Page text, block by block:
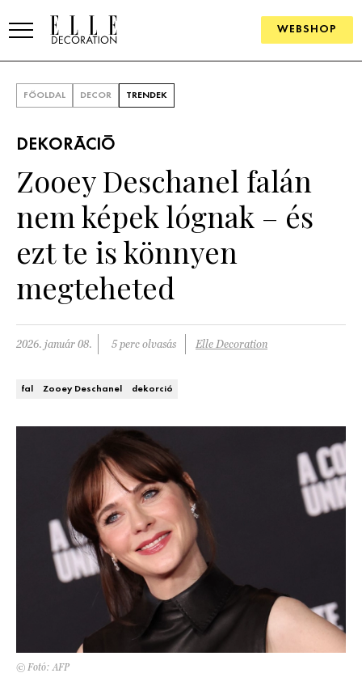
WEBSHOP
SZOBÁK
Konyha
Fürdőszoba
Nappali
Hálószoba
ÖTLETEK
Szállodák és vendégházak
Lakások
FŐOLDAL DECOR TRENDEK
DEKORÁCIÓ
Zooey Deschanel falán
nem képek lógnak – és
ezt te is könnyen
megteheted
2026. január 08. 5 perc olvasás Elle Decoration
fal Zooey Deschanel dekorció
© Fotó: AFP